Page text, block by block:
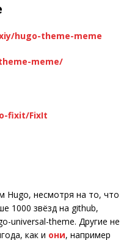
hugo-theme-meme
meme/
fixit/FixIt
Hugo, несмотря на то, что
1000 звёзд на github,
universal-theme. Другие не
как и они, например